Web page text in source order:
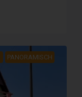
PANORAMISCH